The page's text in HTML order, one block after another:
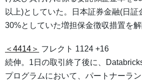
以上)としていた。日本証券金融(日証
30%としていた増担保金徴収措置を解
＜4414＞ フレクト 1124 +16
続伸。1日の取引終了後に、
プログラムにおいて、パートナーラ